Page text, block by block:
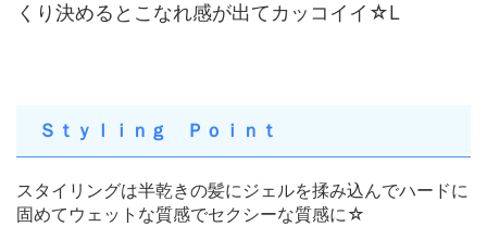
くり決めるとこなれ感が出てカッコイイ☆L
Ｓｔｙｌｉｎｇ Ｐｏｉｎｔ
スタイリングは半乾きの髪にジェルを揉み込んでハードに
固めてウェットな質感でセクシーな質感に☆